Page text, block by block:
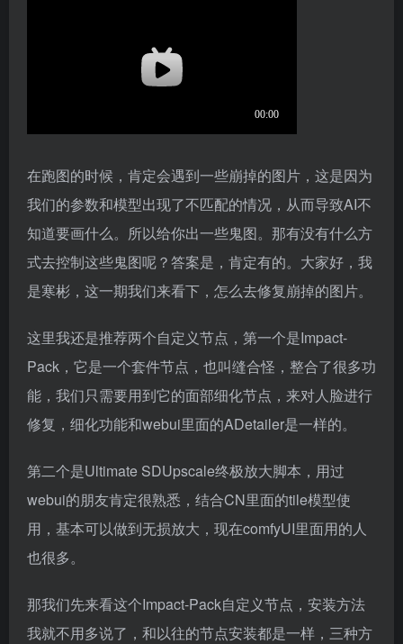
在跑图的时候，肯定会遇到一些崩掉的图片，这是因为
我们的参数和模型出现了不匹配的情况，从而导致AI不
知道要画什么。所以给你出一些鬼图。那有没有什么方
式去控制这些鬼图呢？答案是，肯定有的。大家好，我
是寒彬，这一期我们来看下，怎么去修复崩掉的图片。
这里我还是推荐两个自定义节点，第一个是Impact-
Pack，它是一个套件节点，也叫缝合怪，整合了很多功
能，我们只需要用到它的面部细化节点，来对人脸进行
修复，细化功能和webui里面的ADetailer是一样的。
第二个是Ultimate SDUpscale终极放大脚本，用过
webui的朋友肯定很熟悉，结合CN里面的tile模型使
用，基本可以做到无损放大，现在comfyUI里面用的人
也很多。
那我们先来看这个Impact-Pack自定义节点，安装方法
我就不用多说了，和以往的节点安装都是一样，三种方